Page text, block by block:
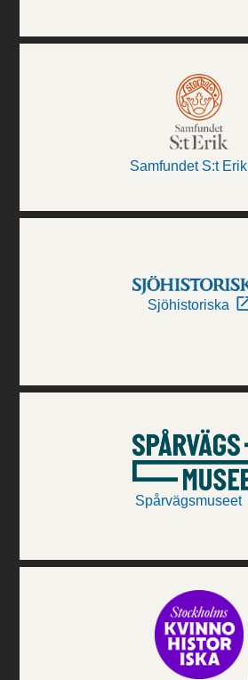
Samfundet S:t Erik
Sjöhistoriska
Spårvägsmuseet